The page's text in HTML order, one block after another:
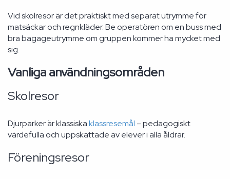
Vid skolresor är det praktiskt med separat utrymme för
matsäckar och regnkläder. Be operatören om en buss med
bra bagageutrymme om gruppen kommer ha mycket med
sig.
Vanliga användningsområden
Skolresor
Djurparker är klassiskaklassresemål – pedagogiskt
värdefulla och uppskattade av elever i alla åldrar.
Föreningsresor